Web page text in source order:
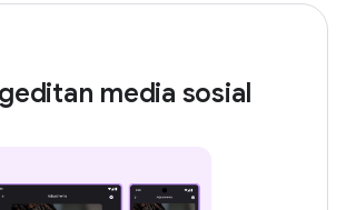
media sosial